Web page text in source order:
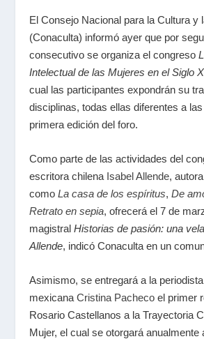
El Consejo Nacional para la Cultura y
(Conaculta) informó ayer que por
consecutivo se organiza el congreso
Intelectual de las Mujeres en el Siglo
cual las participantes expondrán su
disciplinas, todas ellas diferentes a
primera edición del foro.
Como parte de las actividades del
escritora chilena Isabel Allende,
comoLa casa de los espíritus,De
Retrato en sepia, ofrecerá el 7 de
magistralHistorias de pasión: una
Allende, indicó Conaculta en un
Asimismo, se entregará a la
mexicanaCristina Pacheco el primer
Rosario Castellanos a la Trayectoria
Mujer, el cual se otorgará anualmente